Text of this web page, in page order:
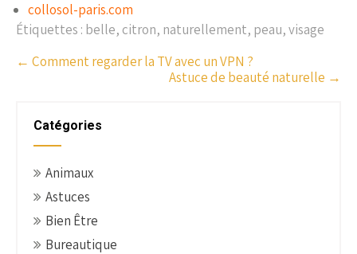
collosol-paris.com
Étiquettes : belle, citron, naturellement, peau,visage
P
← Comment regarder la TV avec un VPN ?
Astuce de beauté naturelle →
Catégories
Animaux
Astuces
Bien Être
Bureautique